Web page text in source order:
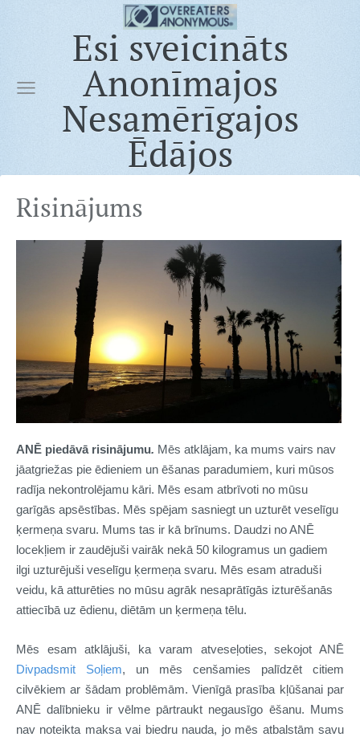
Esi sveicināts
Anonīmajos
Nesamērīgajos
Ēdājos
Risinājums
ANĒ piedāvā risinājumu. Mēs atklājam, ka mums vairs nav
jāatgriežas pie ēdieniem un ēšanas paradumiem, kuri mūsos
radīja nekontrolējamu kāri. Mēs esam atbrīvoti no mūsu
garīgās apsēstības. Mēs spējam sasniegt un uzturēt veselīgu
ķermeņa svaru. Mums tas ir kā brīnums. Daudzi no ANĒ
locekļiem ir zaudējuši vairāk nekā 50 kilogramus un gadiem
ilgi uzturējuši veselīgu ķermeņa svaru. Mēs esam atraduši
veidu, kā atturēties no mūsu agrāk nesaprātīgās izturēšanās
attiecībā uz ēdienu, diētām un ķermeņa tēlu.
Mēs esam atklājuši, ka varam atveseļoties, sekojot ANĒ
Divpadsmit Soļiem, un mēs cenšamies palīdzēt citiem
cilvēkiem ar šādam problēmām. Vienīgā prasība kļūšanai par
ANĒ dalībnieku ir vēlme pārtraukt negausīgo ēšanu. Mums
nav noteikta maksa vai biedru nauda, jo mēs atbalstām savu